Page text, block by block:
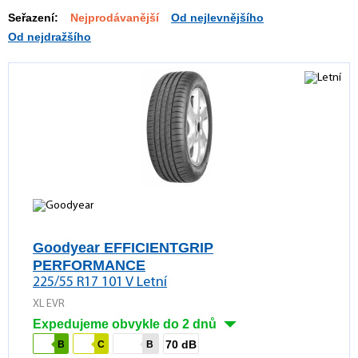
Seřazení: Nejprodávanější
Od nejlevnějšího
Od nejdražšího
Goodyear EFFICIENTGRIP
PERFORMANCE
225/55 R17 101 V Letní
XL EVR
Expedujeme obvykle do 2 dnů
B C B 70 dB